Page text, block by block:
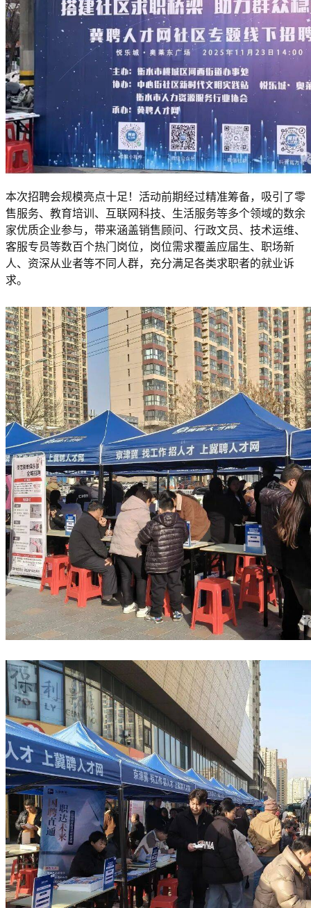
本次招聘会规模亮点十足！活动前期经过精准筹备，吸引了零
售服务、教育培训、互联网科技、生活服务等多个领域的数余
家优质企业参与，带来涵盖销售顾问、行政文员、技术运维、
客服专员等数百个热门岗位，岗位需求覆盖应届生、职场新
人、资深从业者等不同人群，充分满足各类求职者的就业诉
求。